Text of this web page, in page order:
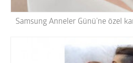
Samsung Anneler Günü’ne özel